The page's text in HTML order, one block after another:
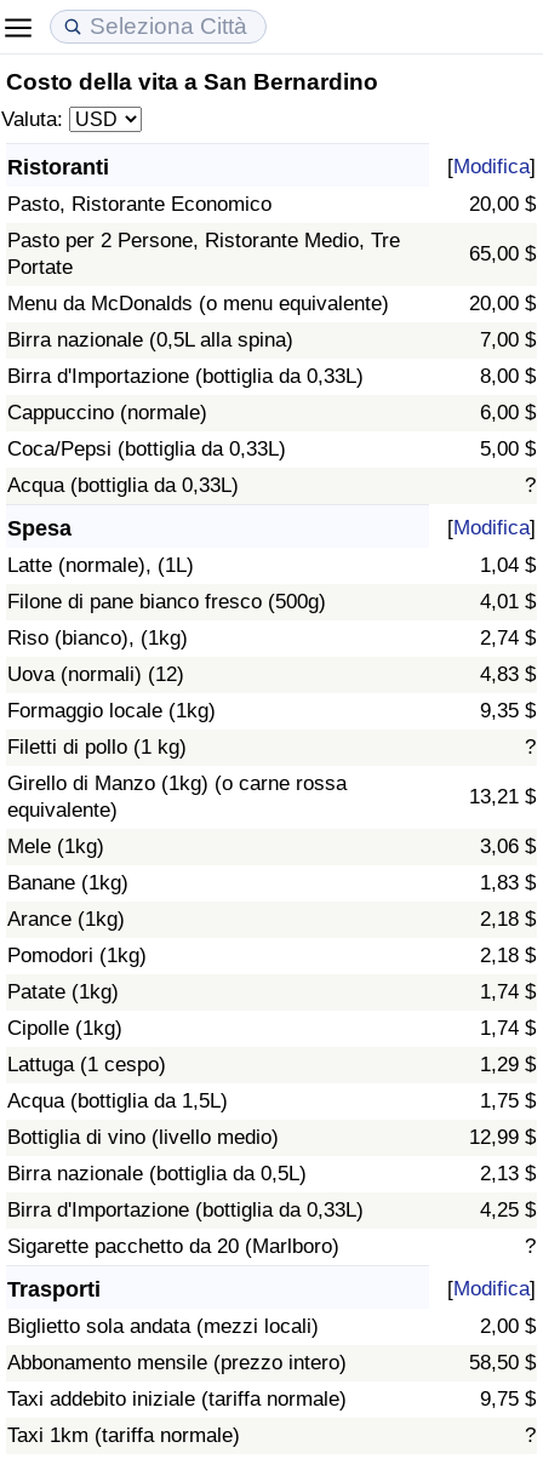
Costo della vita a San Bernardino
Valuta:
Ristoranti [Modifica]
Pasto, Ristorante Economico
20,00 $
Pasto per 2 Persone, Ristorante Medio, Tre
Portate
65,00 $
Menu da McDonalds (o menu equivalente)
20,00 $
Birra nazionale (0,5L alla spina)
7,00 $
Birra d'Importazione (bottiglia da 0,33L)
8,00 $
Cappuccino (normale)
6,00 $
Coca/Pepsi (bottiglia da 0,33L)
5,00 $
Acqua (bottiglia da 0,33L)
?
Spesa [Modifica]
Latte (normale), (1L)
1,04 $
Filone di pane bianco fresco (500g)
4,01 $
Riso (bianco), (1kg)
2,74 $
Uova (normali) (12)
4,83 $
Formaggio locale (1kg)
9,35 $
Filetti di pollo (1 kg)
?
Girello di Manzo (1kg) (o carne rossa
equivalente)
13,21 $
Mele (1kg)
3,06 $
Banane (1kg)
1,83 $
Arance (1kg)
2,18 $
Pomodori (1kg)
2,18 $
Patate (1kg)
1,74 $
Cipolle (1kg)
1,74 $
Lattuga (1 cespo)
1,29 $
Acqua (bottiglia da 1,5L)
1,75 $
Bottiglia di vino (livello medio)
12,99 $
Birra nazionale (bottiglia da 0,5L)
2,13 $
Birra d'Importazione (bottiglia da 0,33L)
4,25 $
Sigarette pacchetto da 20 (Marlboro)
?
Trasporti [Modifica]
Biglietto sola andata (mezzi locali)
2,00 $
Abbonamento mensile (prezzo intero)
58,50 $
Taxi addebito iniziale (tariffa normale)
9,75 $
Taxi 1km (tariffa normale)
?
Costo della vita
Indice Del Costo Della Vita (corrente)
Indice Del Costo Della Vita
Indice del Costo della Vita per Nazione
ad Aqaba
Prezzi degli immobili
Indice del Prezzo delle Case (Corrente)
Indice del Prezzo delle Case
Indice del Prezzo delle Case per Nazione
Qualità della Vita
Indice della Qualità della Vita
Indice della Qualità della Vita (Corrente)
Indice della qualità della vita per Paese
Criminalità
Indice del Tasso di Criminalità (Corrente)
Indice della Criminalità
Indice di criminalità per paese
Indice dell’Assistenza Sanitaria (Corrente)
Indice dell’Assistenza Sanitaria
Indice dell’Assistenza Sanitaria per
Nazione
Inquinamento
Indice dell’Inquinamento (Corrente)
Indice di inquinamento
Indice dell’Inquinamento per Nazione
Traffico
Indice del Traffico
Indice del traffico (Corrente)
Indice del traffico per Nazione